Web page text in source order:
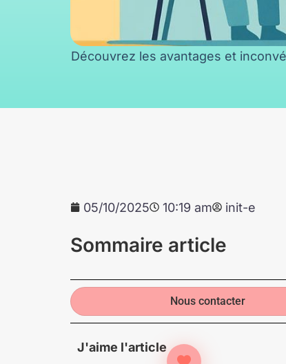
Découvrez les avantages et
05/10/2025 10:19 am init-e
Sommaire article
Nous contacter
J'aime l'article